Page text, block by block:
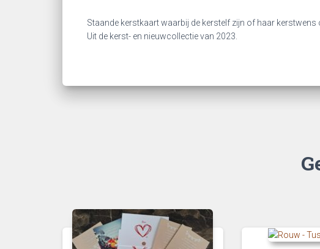
Staande kerstkaart waarbij de kerstelf zijn of haar
Uit de kerst- en nieuwcollectie van 2023.